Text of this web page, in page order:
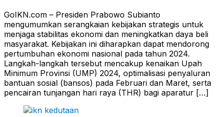
GoIKN.com – Presiden Prabowo Subianto
mengumumkan serangkaian kebijakan strategis untuk
menjaga stabilitas ekonomi dan meningkatkan daya beli
masyarakat. Kebijakan ini diharapkan dapat mendorong
pertumbuhan ekonomi nasional pada tahun 2024.
Langkah-langkah tersebut mencakup kenaikan Upah
Minimum Provinsi (UMP) 2024, optimalisasi penyaluran
bantuan sosial (bansos) pada Februari dan Maret, serta
pencairan tunjangan hari raya (THR) bagi aparatur […]